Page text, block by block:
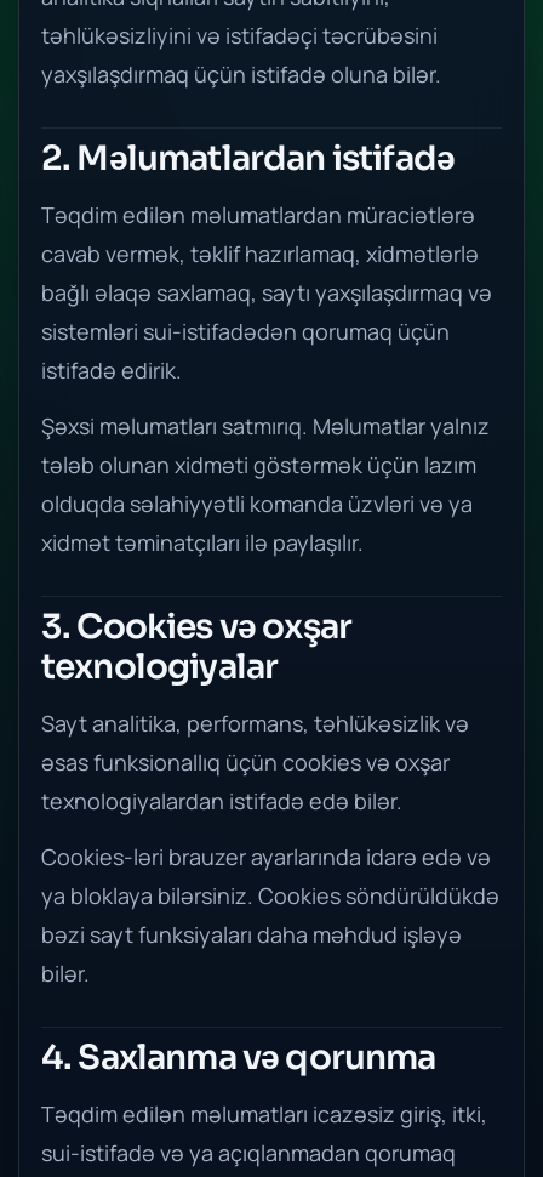
təhlükəsizliyini və istifadəçi təcrübəsini
yaxşılaşdırmaq üçün istifadə oluna bilər.
2. Məlumatlardan istifadə
Təqdim edilən məlumatlardan müraciətlərə
cavab vermək, təklif hazırlamaq, xidmətlərlə
bağlı əlaqə saxlamaq, saytı yaxşılaşdırmaq və
sistemləri sui-istifadədən qorumaq üçün
istifadə edirik.
Şəxsi məlumatları satmırıq. Məlumatlar yalnız
tələb olunan xidməti göstərmək üçün lazım
olduqda səlahiyyətli komanda üzvləri və ya
xidmət təminatçıları ilə paylaşılır.
3. Cookies və oxşar
texnologiyalar
Sayt analitika, performans, təhlükəsizlik və
əsas funksionallıq üçün cookies və oxşar
texnologiyalardan istifadə edə bilər.
Cookies-ləri brauzer ayarlarında idarə edə və
ya bloklaya bilərsiniz. Cookies söndürüldükdə
bəzi sayt funksiyaları daha məhdud işləyə
bilər.
4. Saxlanma və qorunma
Təqdim edilən məlumatları icazəsiz giriş, itki,
sui-istifadə və ya açıqlanmadan qorumaq